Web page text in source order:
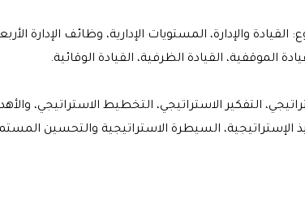
والإدارة، المستويات الإدارية، وظائف الإدارة
الموقفية، القيادة الظرفية، القيادة الوقائية.
التفكير الاستراتيجي، التخطيط الاستراتيجي،
الإستراتيجية، السيطرة الاستراتيجية والتحسين